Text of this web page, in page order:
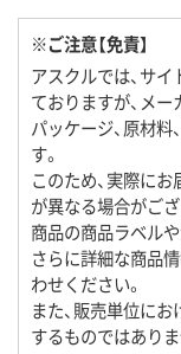
※ご注意【免責】
アスクルでは、サ
ておりますが、メー
パッケージ、原材料
す。
このため、実際に
が異なる場合がご
商品の商品ラベル
さらに詳細な商品
わせください。
また、販売単位にお
するものではあり